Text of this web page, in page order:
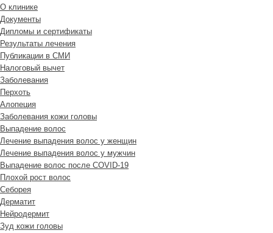
О клинике
Документы
Дипломы и сертификаты
Результаты лечения
Публикации в СМИ
Налоговый вычет
Заболевания
Перхоть
Алопеция
Заболевания кожи головы
Выпадение волос
Лечение выпадения волос у женщин
Лечение выпадения волос у мужчин
Выпадение волос после COVID-19
Плохой рост волос
Cеборея
Дерматит
Нейродермит
Зуд кожи головы